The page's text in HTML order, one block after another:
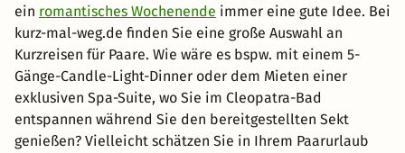
ein romantisches Wochenende immer eine gute Idee. Bei
kurz-mal-weg.de finden Sie eine große Auswahl an
Kurzreisen für Paare. Wie wäre es bspw. mit einem 5-
Gänge-Candle-Light-Dinner oder dem Mieten einer
exklusiven Spa-Suite, wo Sie im Cleopatra-Bad
entspannen während Sie den bereitgestellten Sekt
genießen? Vielleicht schätzen Sie in Ihrem Paarurlaub